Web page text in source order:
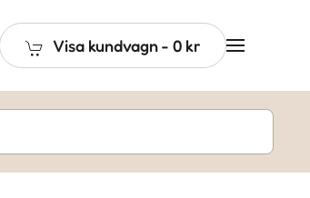
Visa kundvagn- 0 kr